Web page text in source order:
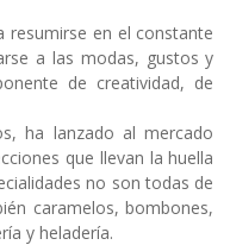
resumirse en el constante
a las modas, gustos y
de creatividad, de
ha lanzado al mercado
que llevan la huella
no son todas de
caramelos, bombones,
y heladería.